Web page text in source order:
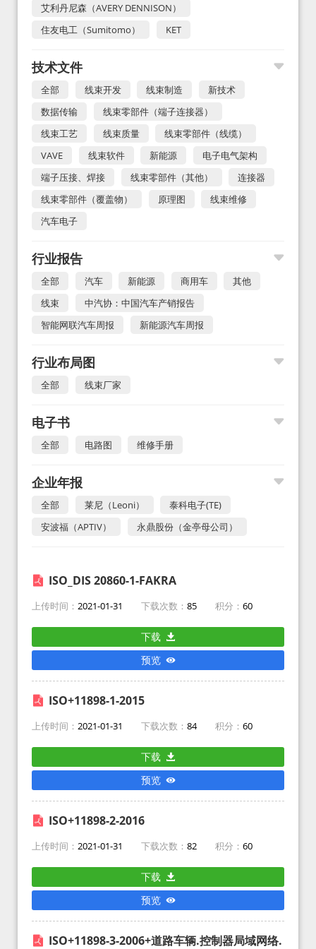
艾利丹尼森（AVERY DENNISON）
住友电工（Sumitomo）
KET
技术文件
全部 线束开发 线束制造
新技术
数据传输
线束零部件（端子连接器）
线束工艺
线束质量
线束零部件（线缆）
VAVE
线束软件 新能源
电子电气架构
端子压接、焊接
线束零部件（其他）
连接器
线束零部件（覆盖物）
原理图
线束维修
汽车电子
行业报告
全部 汽车 新能源 商用车
其他
线束
中汽协：中国汽车产销报告
智能网联汽车周报
新能源汽车周报
行业布局图
全部 线束厂家
电子书
全部 电路图 维修手册
企业年报
全部 莱尼（Leoni）
泰科电子(TE)
安波福（APTIV）
永鼎股份（金亭母公司）
ISO_DIS 20860-1-FAKRA
上传时间： 2021-01-31 下载次数： 85 积分： 60
下载
预览
ISO+11898-1-2015
上传时间： 2021-01-31 下载次数： 84 积分： 60
下载
预览
ISO+11898-2-2016
上传时间： 2021-01-31 下载次数： 82 积分： 60
下载
预览
ISO+11898-3-2006+道路车辆.控制器局域网络.